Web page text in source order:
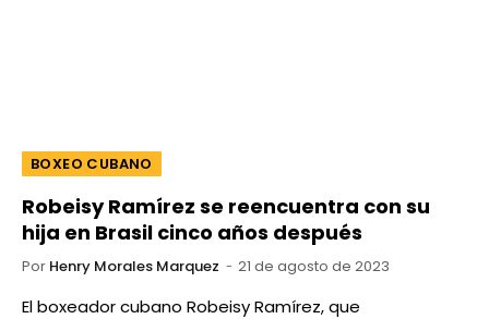
BOXEO CUBANO
Robeisy Ramírez se reencuentra con su
hija en Brasil cinco años después
Por Henry Morales Marquez 21 de agosto de 2023
El boxeador cubano Robeisy Ramírez, que